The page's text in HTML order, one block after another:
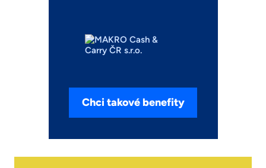
Chci takové benefity